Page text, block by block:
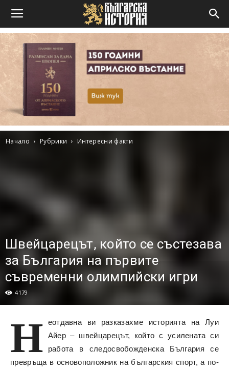
Начало Рубрики Интересни факти
Швейцарецът, който се състезава
за България на първите
съвременни олимпийски игри
4179
Н еотдавна ви разказахме историята на Луи
Айер – швейцарецът, който с усилената си
работа в следосвобожденска България се
превръща в основоположник на българския спорт, а по-